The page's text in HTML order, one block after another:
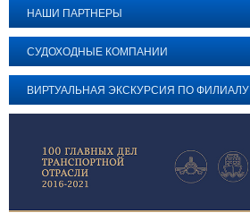
НАШИ ПАРТНЕРЫ
СУДОХОДНЫЕ КОМПАНИИ
ВИРТУАЛЬНАЯ ЭКСКУРСИЯ ПО ФИЛИАЛУ